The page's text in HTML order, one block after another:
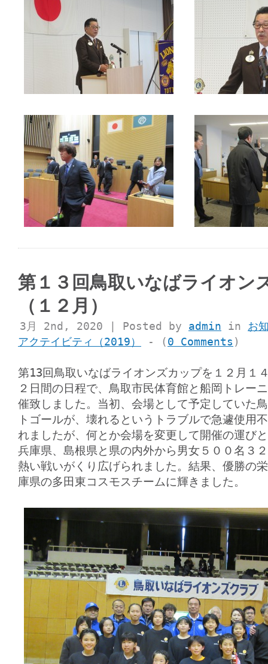
第１３回鳥取いなばライオン
（１２月）
3月 2nd, 2020 | Posted by admin in お
アクテイビティ（2019）
- (0 Comments )
第13回鳥取いなばライオンズカップを１２月１
２日間の日程で、鳥取市民体育館と船岡トレー
催致しました。当初、会場として予定していた
トゴールが、壊れるというトラブルで急遽使用
れましたが、何とか会場を変更して開催の運び
兵庫県、島根県と県の内外から男女５００名３
熱い戦いがくり広げられました。結果、優勝の
庫県の多田東コスモスチームに輝きました。